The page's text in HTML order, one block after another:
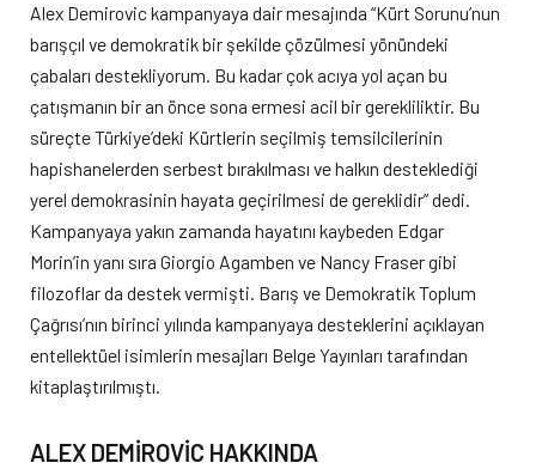
Alex Demirovic kampanyaya dair mesajında “Kürt Sorunu’nun
barışçıl ve demokratik bir şekilde çözülmesi yönündeki
çabaları destekliyorum. Bu kadar çok acıya yol açan bu
çatışmanın bir an önce sona ermesi acil bir gerekliliktir. Bu
süreçte Türkiye’deki Kürtlerin seçilmiş temsilcilerinin
hapishanelerden serbest bırakılması ve halkın desteklediği
yerel demokrasinin hayata geçirilmesi de gereklidir” dedi.
Kampanyaya yakın zamanda hayatını kaybeden Edgar
Morin’in yanı sıra Giorgio Agamben ve Nancy Fraser gibi
filozoflar da destek vermişti. Barış ve Demokratik Toplum
Çağrısı’nın birinci yılında kampanyaya desteklerini açıklayan
entellektüel isimlerin mesajları Belge Yayınları tarafından
kitaplaştırılmıştı.
ALEX DEMİROVİC HAKKINDA